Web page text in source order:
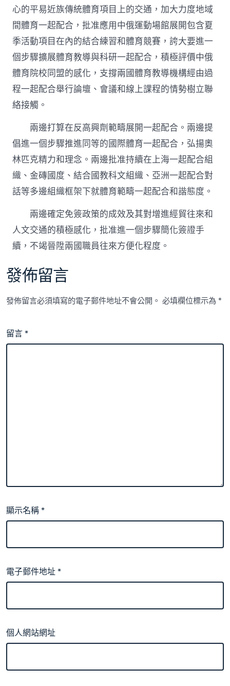
心的平易近族傳統體育項目上的交通，加大力度地域
間體育一起配合，批准應用中俄運動場館展開包含夏
季活動項目在內的結合練習和體育競賽，誇大要進一
個步驟擴展體育教導與科研一起配合，積極評價中俄
體育院校同盟的感化，支撐兩國體育教導機構經由過
程一起配合舉行論壇、會議和線上課程的情勢樹立聯
絡接觸。
兩邊打算在反高興劑範疇展開一起配合。兩邊提
倡進一個步驟推進同等的國際體育一起配合，弘揚奧
林匹克精力和理念。兩邊批准持續在上海一起配合組
織、金磚國度、結合國教科文組織、亞洲一起配合對
話等多邊組織框架下就體育範疇一起配合和諧態度。
兩邊確定免簽政策的成效及其對增進經貿往來和
人文交通的積極感化，批准進一個步驟簡化簽證手
續，不竭晉陞兩國職員往來方便化程度。
發佈留言
發佈留言必須填寫的電子郵件地址不會公開。 必填欄位標示為*
留言*
顯示名稱*
電子郵件地址*
個人網站網址